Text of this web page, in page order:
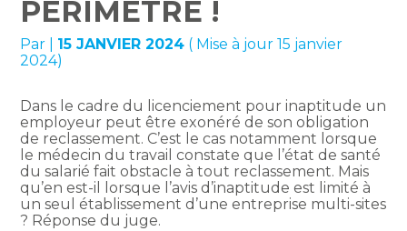
PÉRIMÈTRE !
Par 15 JANVIER 2024 ( Mise à jour 15 janvier
2024)
Dans le cadre du licenciement pour inaptitude un
employeur peut être exonéré de son obligation
de reclassement. C’est le cas notamment lorsque
le médecin du travail constate que l’état de santé
du salarié fait obstacle à tout reclassement. Mais
qu’en est-il lorsque l’avis d’inaptitude est limité à
un seul établissement d’une entreprise multi-sites
? Réponse du juge.